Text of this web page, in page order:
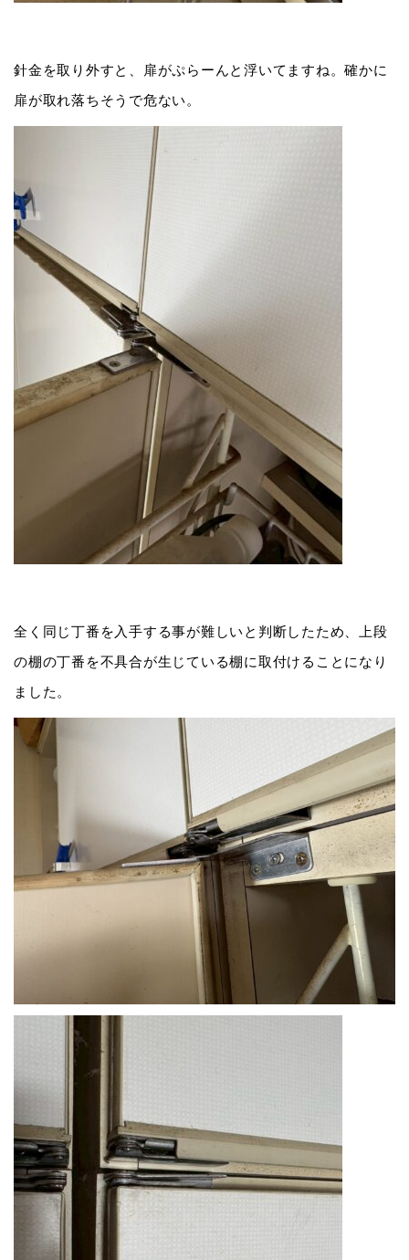
針金を取り外すと、扉がぷらーんと浮いてますね。確かに
扉が取れ落ちそうで危ない。
全く同じ丁番を入手する事が難しいと判断したため、上段
の棚の丁番を不具合が生じている棚に取付けることになり
ました。